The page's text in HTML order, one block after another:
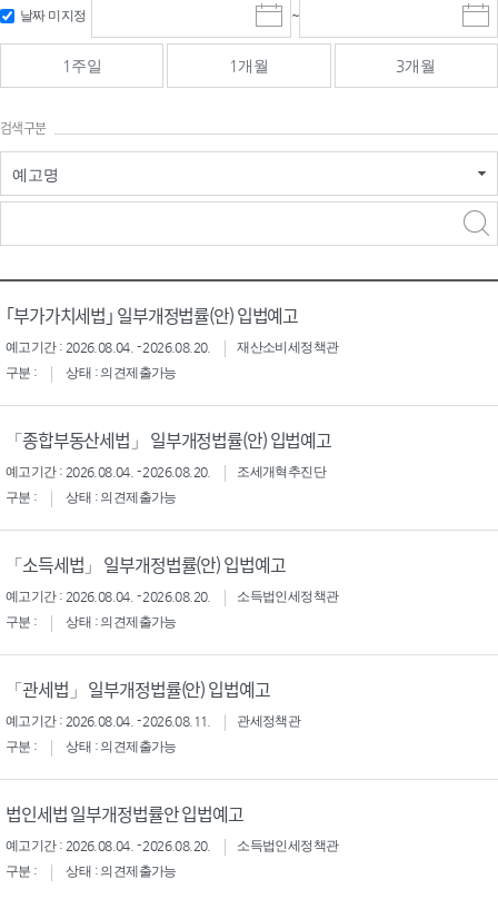
날짜 미지정
시
작
일
선
~
종
료
선
1주일 1개월 3개월
검색구분
예고명
｢부가가치세법｣ 일부개정법률(안) 입법예고
예고기간 : 2026.08.04. - 2026.08.20.
재산소비세정책관
구분 :
상태 : 의견제출가능
「종합부동산세법」 일부개정법률(안) 입법예고
예고기간 : 2026.08.04. - 2026.08.20.
조세개혁추진단
구분 :
상태 : 의견제출가능
「소득세법」 일부개정법률(안) 입법예고
예고기간 : 2026.08.04. - 2026.08.20.
소득법인세정책관
구분 :
상태 : 의견제출가능
「관세법」 일부개정법률(안) 입법예고
예고기간 : 2026.08.04. - 2026.08.11.
관세정책관
구분 :
상태 : 의견제출가능
법인세법 일부개정법률안 입법예고
예고기간 : 2026.08.04. - 2026.08.20.
소득법인세정책관
구분 :
상태 : 의견제출가능